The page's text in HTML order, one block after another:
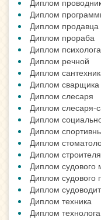
Диплом
Диплом
Диплом продавца
Диплом прораба
Диплом психолога
Диплом речной
Диплом
Диплом сварщика
Диплом слесаря
Диплом слесаря-
Диплом
Диплом
Диплом
Диплом строителя
Диплом судового
Диплом судового
Диплом
Диплом техника
Диплом технолога